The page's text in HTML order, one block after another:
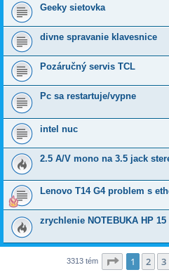
Geeky sietovka
divne spravanie klavesnice
Pozáručný servis TCL
Pc sa restartuje/vypne
intel nuc
2.5 A/V mono na 3.5 jack
Lenovo T14 G4 problem s
zrychlenie NOTEBUKA HP 15
3313 tém Strana z83
1 2 3